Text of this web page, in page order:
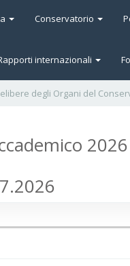
Conservatorio
internazionali
degli Organi del
2026